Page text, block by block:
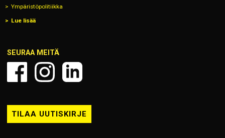
Ympäristöpolitiikka
Lue lisää
SEURAA MEITÄ
TILAA UUTISKIRJE